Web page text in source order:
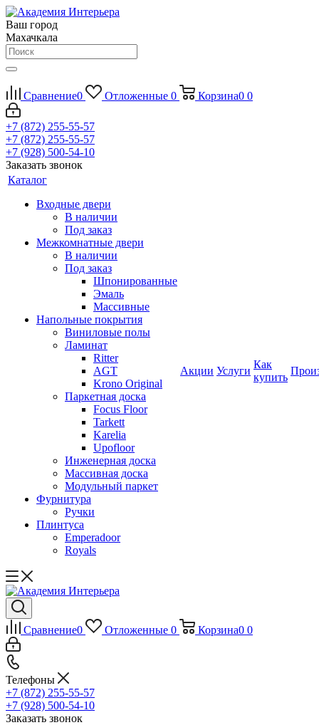
Ваш город
Махачкала
Сравнение0 Отложенные 0 Корзина0 0
+7 (872) 255-55-57
+7 (872) 255-55-57
+7 (928) 500-54-10
Заказать звонок
Каталог
Входные двери
В наличии
Под заказ
Межкомнатные двери
В наличии
Под заказ
Шпонированные
Эмаль
Массивные
Напольные покрытия
Виниловые полы
Ламинат
Ritter
AGT
Krono Original
Паркетная доска
Focus Floor
Tarkett
Karelia
Upofloor
Инженерная доска
Массивная доска
Модульный паркет
Фурнитура
Ручки
Плинтуса
Emperadoor
Royals
Акции Услуги
Как
купить
Сравнение0 Отложенные 0 Корзина0 0
Телефоны
+7 (872) 255-55-57
+7 (928) 500-54-10
Заказать звонок